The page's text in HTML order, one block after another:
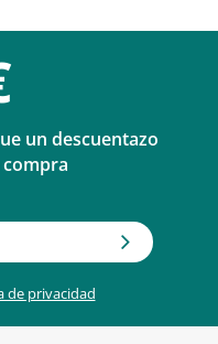
un descuentazo
de privacidad